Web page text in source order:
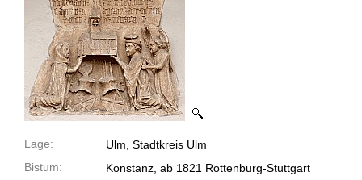
Lage:
Ulm, Stadtkreis Ulm
Bistum:
Konstanz, ab 1821 Rottenburg-Stuttgart